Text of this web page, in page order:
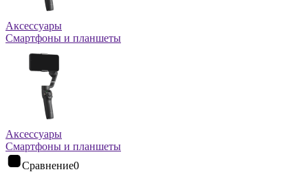
Аксессуары
Смартфоны и планшеты
Аксессуары
Смартфоны и планшеты
Сравнение0